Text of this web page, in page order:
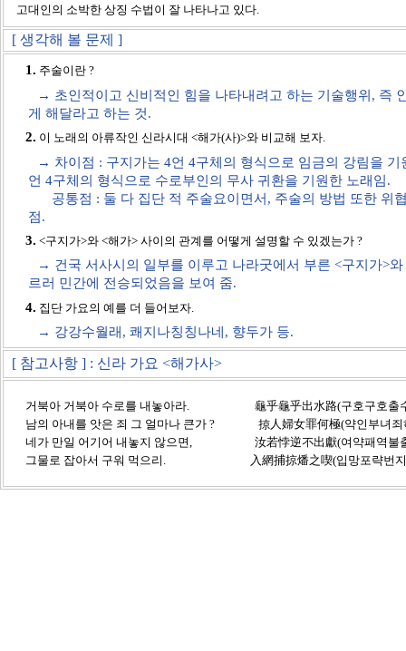
고대인의 소박한 상징 수법이 잘 나타나고 있다.
[ 생각해 볼 문제 ]
1. 주술이란 ?
→ 초인적이고 신비적인 힘을 나타내려고 하는 기술행위, 즉
게 해달라고 하는 것.
2. 이 노래의 아류작인 신라시대 <해가(사)>와 비교해 보자.
→ 차이점 : 구지가는 4언 4구체의 형식으로 임금의 강림을 기
언 4구체의 형식으로 수로부인의 무사 귀환을 기원한 노래임.
공통점 : 둘 다 집단 적 주술요이면서, 주술의 방법 또한 위
점.
3. <구지가>와 <해가> 사이의 관계를 어떻게 설명할 수 있겠는가 ?
→ 건국 서사시의 일부를 이루고 나라굿에서 부른 <구지가>
르러 민간에 전승되었음을 보여 줌.
4. 집단 가요의 예를 더 들어보자.
→ 강강수월래, 쾌지나칭칭나네, 향두가 등.
[ 참고사항 ] : 신라 가요 <해가사>
거북아 거북아 수로를 내놓아라. 龜乎龜乎出水路(구호구호출
남의 아내를 앗은 죄 그 얼마나 큰가 ? 掠人婦女罪何極(약인부녀죄
네가 만일 어기어 내놓지 않으면, 汝若悖逆不出獻(여약패역불
그물로 잡아서 구워 먹으리. 入網捕掠燔之喫(입망포략번지